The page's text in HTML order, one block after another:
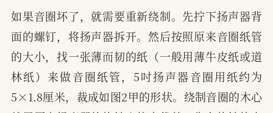
如果音圈坏了，就需要重新绕制。先拧下扬声器背
面的螺钉，将扬声器拆开。然后按照原来音圈纸管
的大小，找一张薄而韧的纸（一般用薄牛皮纸或道
林纸）来做音圈纸管，5吋扬声器音圈用纸约为
5×1.8厘米，裁成如图2甲的形状。绕制音圈的木心